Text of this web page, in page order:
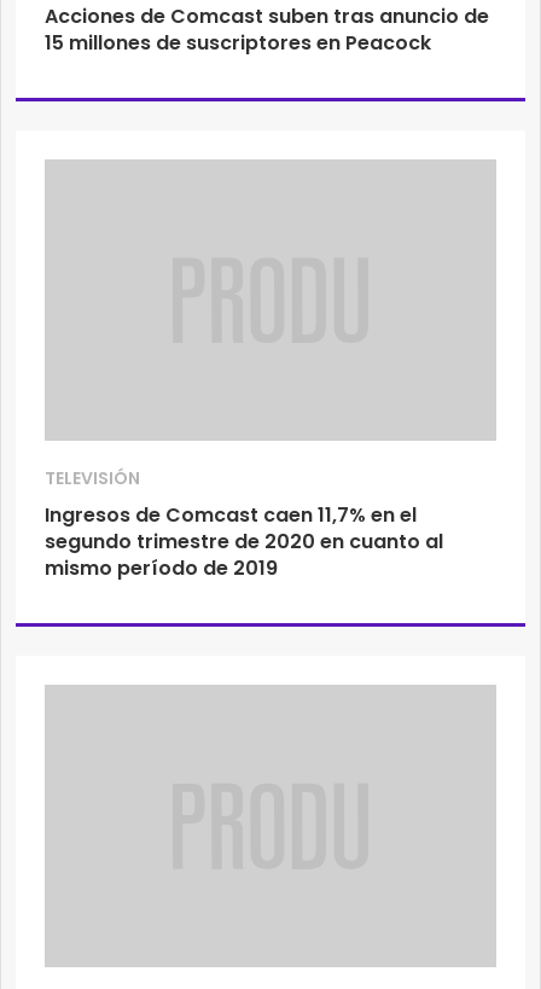
Acciones de Comcast suben tras anuncio de
15 millones de suscriptores en Peacock
TELEVISIÓN
Ingresos de Comcast caen 11,7% en el
segundo trimestre de 2020 en cuanto al
mismo período de 2019